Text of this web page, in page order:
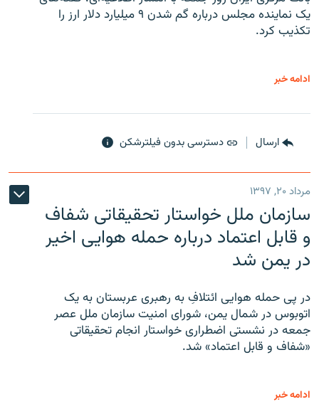
یک نماینده مجلس درباره گم شدن ۹ میلیارد دلار ارز را
تکذیب کرد.
ادامه خبر
ارسال دسترسی بدون فیلترشکن
مرداد ۲۰, ۱۳۹۷
سازمان ملل خواستار تحقیقاتی شفاف
و قابل اعتماد درباره حمله هوایی اخیر
در یمن شد
در پی حمله هوایی ائتلافِ به رهبری عربستان به یک
اتوبوس در شمال یمن، شورای امنیت سازمان ملل عصر
جمعه در نشستی اضطراری خواستار انجام تحقیقاتی
«شفاف و قابل اعتماد» شد.
ادامه خبر